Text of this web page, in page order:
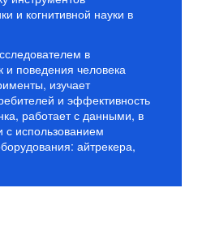
и когнитивной науки в
в
и поведения человека
изучает
и эффективность
работает с данными, в
использованием
айтрекера,